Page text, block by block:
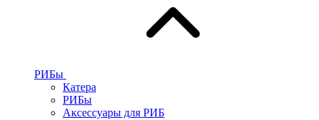
РИБы
Катера
РИБы
Аксессуары для РИБ